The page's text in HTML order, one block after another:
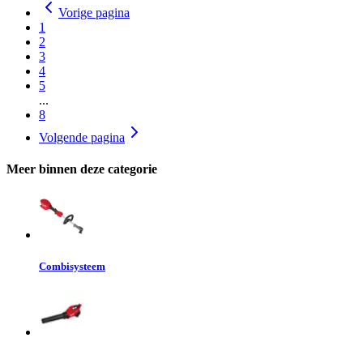
Vorige pagina
1
2
3
4
5
...
8
Volgende pagina
Meer binnen deze categorie
Combisysteem